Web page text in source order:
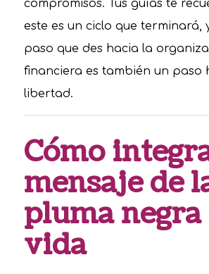
compromisos. Tus guías te
este es un ciclo que terminará,
paso que des hacia la
financiera es también un paso
libertad.
Cómo
mensaje de
pluma
vida